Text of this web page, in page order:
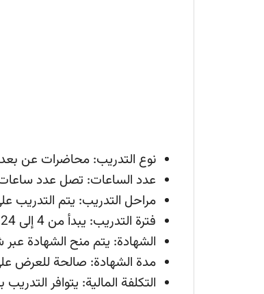
نوع التدريب: محاضرات عن
عدد الساعات: تصل عدد ساعات
مراحل التدريب: يتم التدريب على
فترة التدريب: يبدأ من 4 إلى 24 سبتمبر 2022.
الشهادة: يتم منح الشهادة عبر
مدة الشهادة: صالحة للعرض
التكلفة المالية: يتوافر